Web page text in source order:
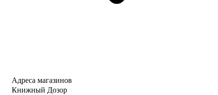
Адреса магазинов
Книжный Дозор